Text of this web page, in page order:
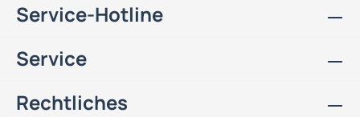
Service-Hotline
Service
Rechtliches